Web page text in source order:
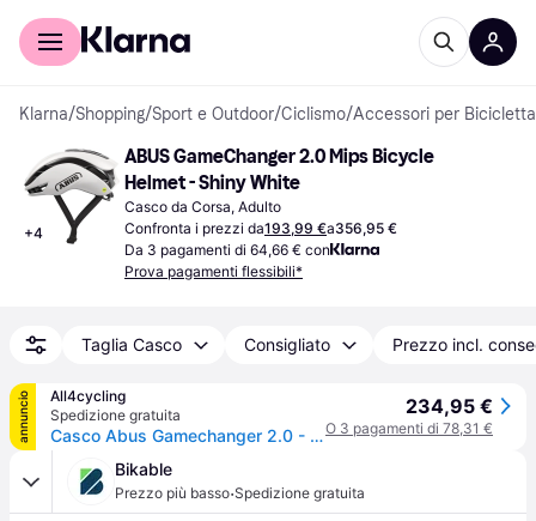
Per il tuo shopping
Klarna/Shopping/Sport e Outdoor/Ciclismo/Accessori per Bicicletta
+4
ABUS GameChanger 2.0 Mips Bicycle
Helmet - Shiny White
Casco da Corsa, Adulto
Confronta i prezzi da193,99 €a356,95 €
Da 3 pagamenti di 64,66 € con
Prova pagamenti flessibili*
Taglia Casco Consigliato Prezzo incl.
annuncio
All4cycling
Spedizione gratuita
Casco Abus Gamechanger 2.0 - Bianco 51-55 / Bianco
234,95 €
O 3 pagamenti di 78,31 €
Bikable
Prezzo più basso·Spedizione gratuita